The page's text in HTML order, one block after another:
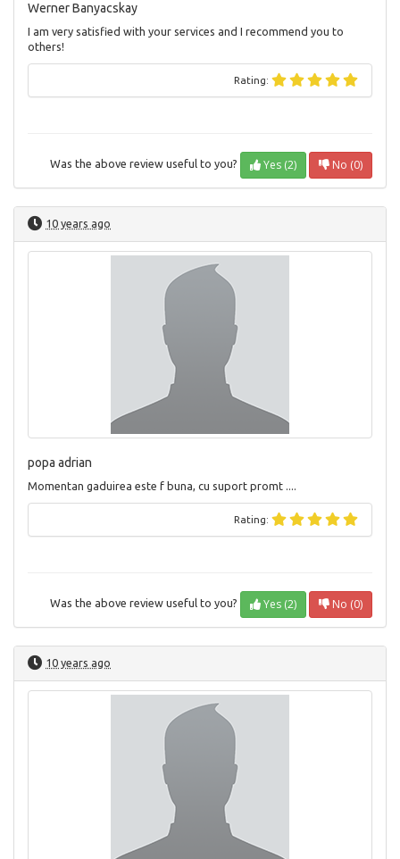
Werner Banyacskay
I am very satisfied with your services and I recommend you to
others!
Rating:
Was the above review useful to you? Yes (2) No (0)
10 years ago
popa adrian
Momentan gaduirea este f buna, cu suport promt ....
Rating:
Was the above review useful to you? Yes (2) No (0)
10 years ago